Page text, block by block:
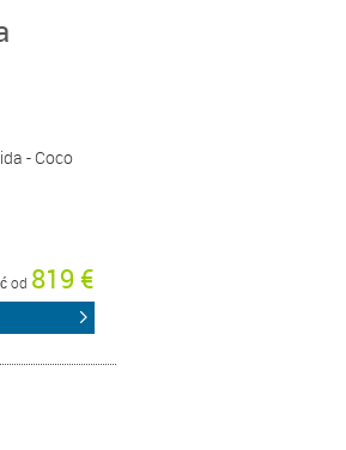
- Coco
od 819 €